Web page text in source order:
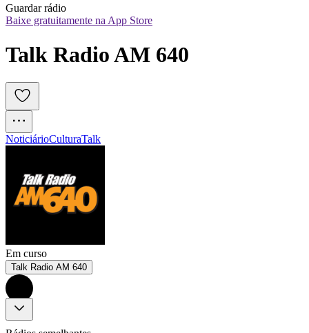
Guardar rádio
Baixe gratuitamente na App Store
Talk Radio AM 640
NoticiárioCulturaTalk
Em curso
Talk Radio AM 640